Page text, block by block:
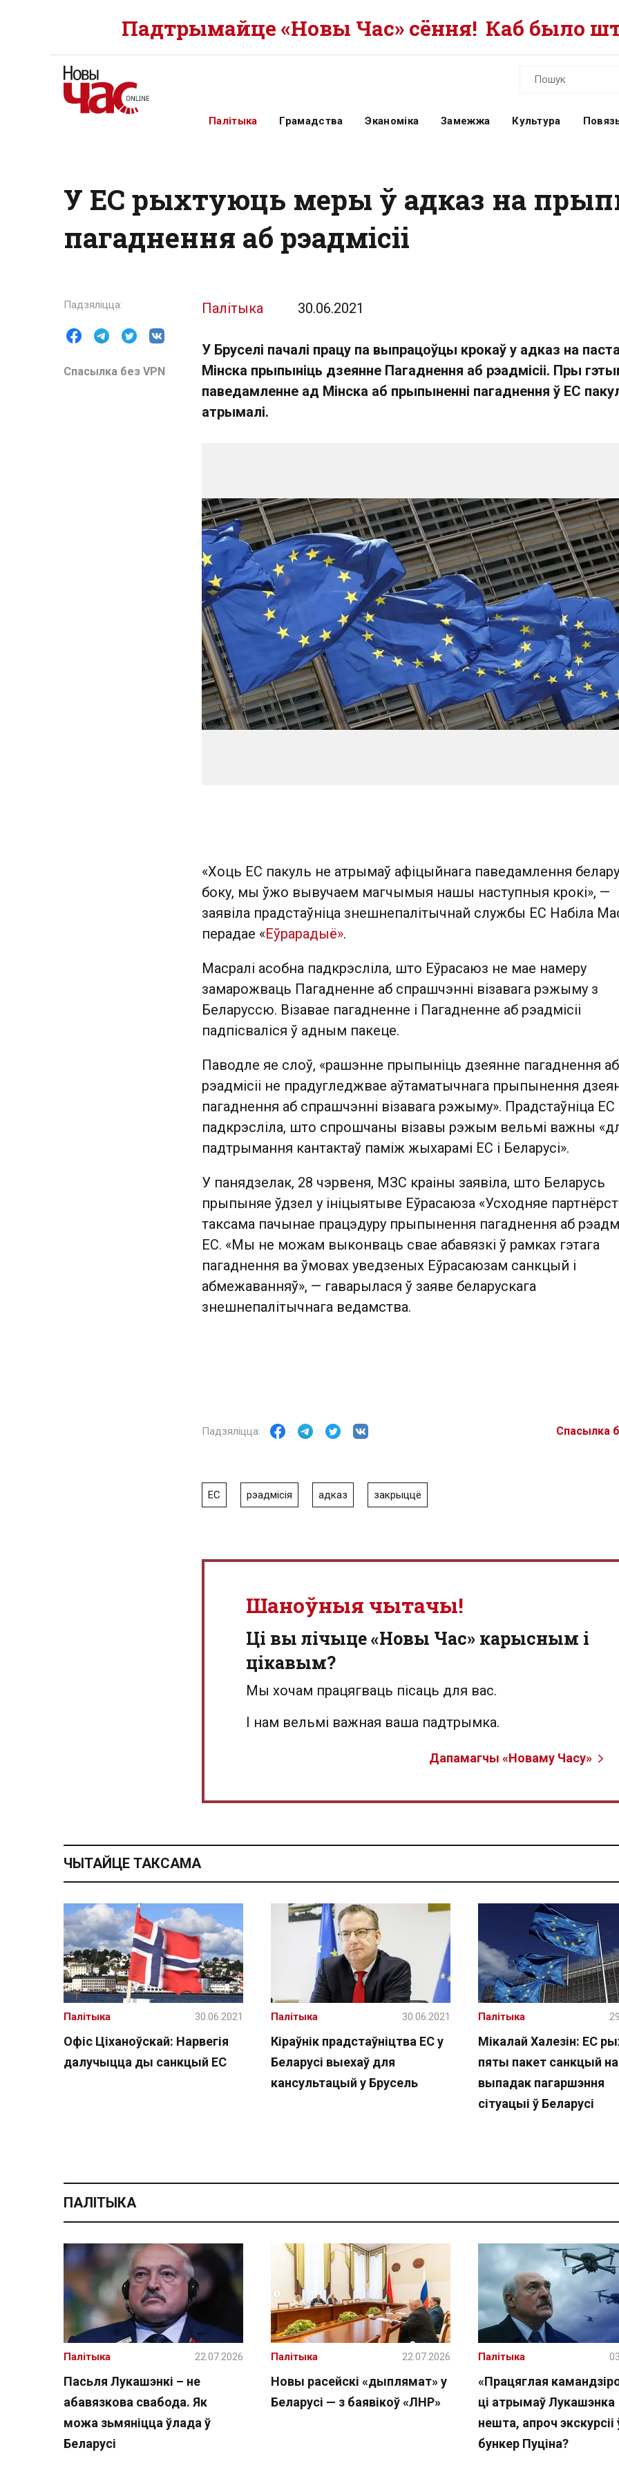
Падтрымайце «Новы Час» сёння! Каб было
Палітыка Грамадства Эканоміка Замежжа Культура
У ЕС рыхтуюць меры ў адказ на
пагаднення аб рэадмісіі
Спасылка без VPN
Палітыка 30.06.2021
У Бруселі пачалі працу па выпрацоўцы крокаў у адказ на
Мінска прыпыніць дзеянне Пагаднення аб рэадмісіі. Пры
паведамленне ад Мінска аб прыпыненні пагаднення ў ЕС
атрымалі.
«Хоць ЕС пакуль не атрымаў афіцыйнага паведамлення
боку, мы ўжо вывучаем магчымыя нашы наступныя крокі», —
заявіла прадстаўніца знешнепалітычнай службы ЕС Набіла
перадае «Еўрарадыё».
Масралі асобна падкрэсліла, што Еўрасаюз не мае намеру
замарожваць Пагадненне аб спрашчэнні візавага рэжыму з
Беларуссю. Візавае пагадненне і Пагадненне аб рэадмісіі
падпісваліся ў адным пакеце.
Паводле яе слоў, «рашэнне прыпыніць дзеянне пагаднення аб
рэадмісіі не прадугледжвае аўтаматычнага прыпынення
пагаднення аб спрашчэнні візавага рэжыму». Прадстаўніца ЕС
падкрэсліла, што спрошчаны візавы рэжым вельмі важны
падтрымання кантактаў паміж жыхарамі ЕС і Беларусі».
У панядзелак, 28 чэрвеня, МЗС краіны заявіла, што Беларусь
прыпыняе ўдзел у ініцыятыве Еўрасаюза «Усходняе
таксама пачынае працэдуру прыпынення пагаднення аб
ЕС. «Мы не можам выконваць свае абавязкі ў рамках гэтага
пагаднення ва ўмовах уведзеных Еўрасаюзам санкцый і
абмежаванняў», — гаварылася ў заяве беларускага
знешнепалітычнага ведамства.
Спасылка
ЕС рэадмісія адказ закрыццё
Шаноўныя чытачы!
Ці вы лічыце «Новы Час» карысным і
цікавым?
Мы хочам працягваць пісаць для вас.
І нам вельмі важная ваша падтрымка.
Дапамагчы «Новаму Часу»
ЧЫТАЙЦЕ ТАКСАМА
Офіс Ціханоўскай: Нарвегія
далучыцца ды санкцый ЕС
Палітыка 30.06.2021
Кіраўнік прадстаўніцтва ЕС у
Беларусі выехаў для
кансультацый у Брусель
Палітыка 30.06.2021
Мікалай Халезін: ЕС
пяты пакет санкцый на
выпадак пагаршэння
сітуацыі ў Беларусі
Палітыка
ПАЛІТЫКА
Пасьля Лукашэнкі – не
абавязкова свабода. Як
можа зьмяніцца ўлада ў
Беларусі
Палітыка 22.07.2026
Новы расейскі «дыплямат» у
Беларусі — з баявікоў «ЛНР»
Палітыка 22.07.2026
«Працяглая
ці атрымаў Лукашэнка
нешта, апроч экскурсіі
бункер Пуціна?
Палітыка